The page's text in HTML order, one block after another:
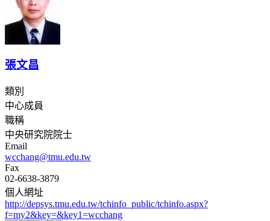
張文昌
類別
中心成員
職稱
中央研究院院士
Email
wcchang@tmu.edu.tw
Fax
02-6638-3879
個人網址
http://depsys.tmu.edu.tw/tchinfo_public/tchinfo.aspx?
f=my2&key=&key1=wcchang